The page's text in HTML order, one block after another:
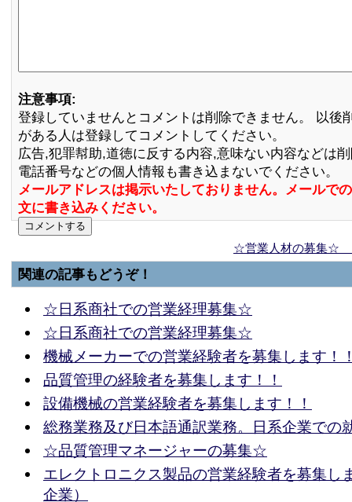
注意事項:
登録していませんとコメントは削除できません。 以後
がある人は登録してコメントしてください。
広告,犯罪幇助,道徳に反する内容,意味ない内容などは
電話番号などの個人情報も書き込まないでください。
メールアドレスは掲示いたしておりません。メールで
文に書き込みください。
☆営業人材の募集☆
関連の記事もどうぞ！
☆日系商社での営業経理募集☆
☆日系商社での営業経理募集☆
機械メーカーでの営業経験者を募集します！
品質管理の経験者を募集します！！
設備機械の営業経験者を募集します！！
総務業務及び日本語通訳業務。日系企業での
☆品質管理マネージャーの募集☆
エレクトロニクス製品の営業経験者を募集し
企業）